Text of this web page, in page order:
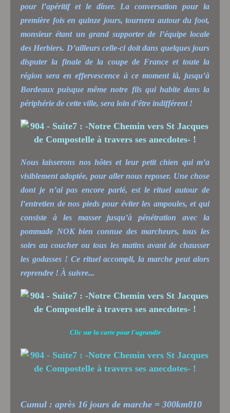
pour l’apéritif et le dîner. La conversation pour la
première fois en quinze jours, tournera autour du foot,
monsieur étant un grand supporter de l’équipe locale
des Herbiers. D’ailleurs celle-ci doit dans quelques jours
disputer la finale de la coupe de France et toute la
région sera en effervescence à ce moment là, jusqu’à
Bordeaux puisque même notre fils qui habite dans la
périphérie de cette ville, sera loin d’être indifférent !
Nous laisserons nos hôtes et leur petit chien qui m’a
visiblement adoptée, pour aller nous reposer. Une chose
dont je n’ai pas encore parlé, est le rituel autour de
l’entretien de nos pieds pour éviter les ampoules, et qui
consiste à les masser jusqu’à pénétration avec la
pommade NOK bien connue des marcheurs, tous les
soirs au coucher ou tous les matins avant de chausser
les godasses ! Ce rituel accompli, la marche peut alors
reprendre ! À suivre...
Clic sur la carte pour l'agrandir
Cumul : après 16 jours de marche = 300km010